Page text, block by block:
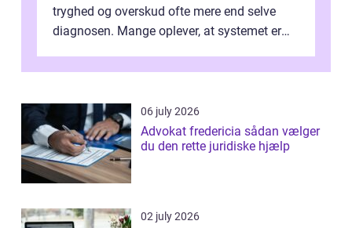
tryghed og overskud ofte mere end selve
diagnosen. Mange oplever, at systemet er
06 july 2026
Advokat fredericia sådan vælger
du den rette juridiske hjælp
02 july 2026